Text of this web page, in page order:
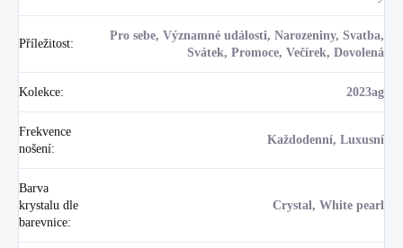
Příležitost:
Pro sebe, Významné události, Narozeniny, Svatba,
Svátek, Promoce, Večírek, Dovolená
Kolekce: 2023ag
Frekvence
nošení:
Každodenní, Luxusní
Barva
krystalu dle
barevnice:
Crystal, White pearl